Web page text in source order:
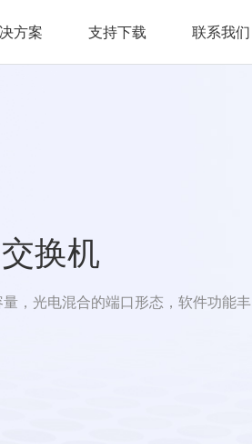
方案 支持下载 联系我们
换机
，光电混合的端口形态，软件功能丰